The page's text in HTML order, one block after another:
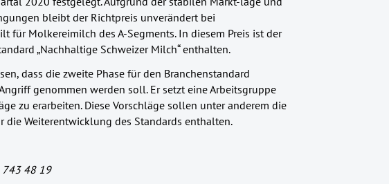
bleibt der Richtpreis unverändert bei
für Molkereimilch des A-Segments. In diesem Preis ist der
„Nachhaltige Schweizer Milch“ enthalten.
dass die zweite Phase für den Branchenstandard
genommen werden soll. Er setzt eine Arbeitsgruppe
zu erarbeiten. Diese Vorschläge sollen unter anderem die
die Weiterentwicklung des Standards enthalten.
743 48 19